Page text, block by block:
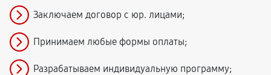
Заключаем договор с юр. лицами;
Принимаем любые формы оплаты;
Разрабатываем индивидуальную программу;